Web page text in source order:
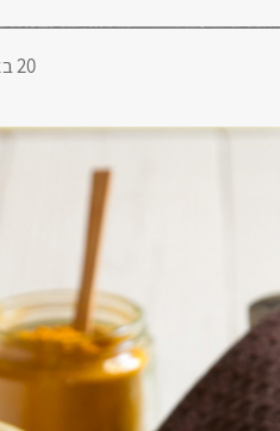
20 באוקטובר 2012